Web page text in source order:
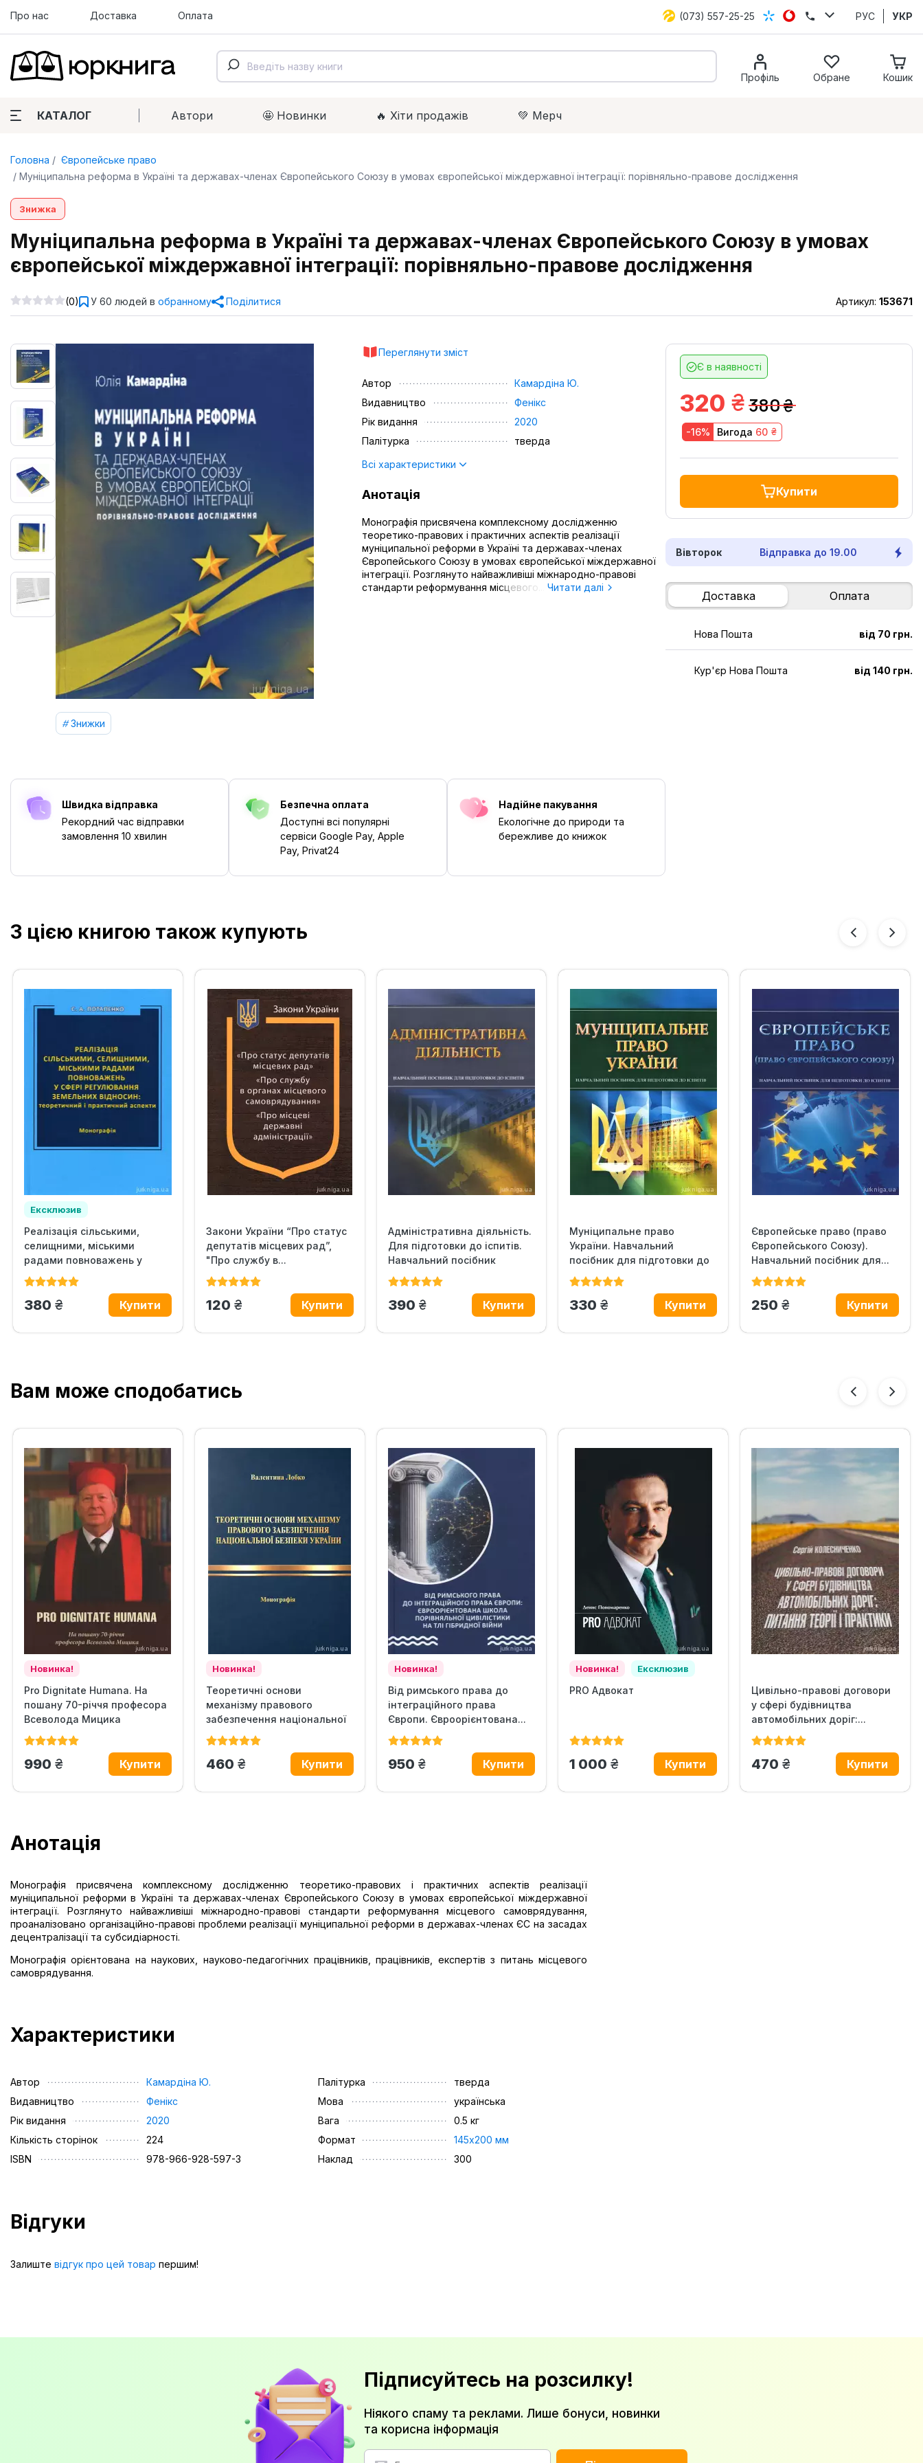
Про нас Доставка Оплата (073) 557-25-25 РУС УКР
Профіль Обране Кошик
КАТАЛОГ Автори 🤩 Новинки 🔥 Xіти продажів 💚 Мерч
Головна
Європейське право
Муніципальна реформа в Україні та державах-членах Європейського Союзу в умовах європейської міждержавної інтеграції: порівняльно-правове дослідження
Знижка
Муніципальна реформа в Україні та державах-членах Європейського Союзу в умовах
європейської міждержавної інтеграції: порівняльно-правове дослідження
(0) У 60 людей в обранному Поділитися Артикул: 153671
Знижки
Переглянути зміст
Автор
Камардіна Ю.
Видавництво
Фенікс
Рік видання
2020
Палітурка
тверда
Всі характеристики
Анотація
Монографія присвячена комплексному дослідженню
теоретико-правових і практичних аспектів реалізації
муніципальної реформи в Україні та державах-членах
Європейського Союзу в умовах європейської міждержавної
інтеграції. Розглянуто найважливіші міжнародно-правові
стандарти реформування місцевого... Читати далі
Швидка відправка
Рекордний час відправки
замовлення 10 хвилин
Безпечна оплата
Доступні всі популярні
сервіси Google Pay, Apple
Pay, Privat24
Надійне пакування
Екологічне до природи та
бережливе до книжок
Є в наявності
380
грн.
320 грн.
-16% Вигода 60 грн.
Купити
Вівторок Відправка до 19.00
Доставка Оплата
Нова Пошта від 70 грн.
Кур'єр Нова Пошта від 140 грн.
З цією книгою також купують
Ексклюзив
Реалізація сільськими,
селищними, міськими
радами повноважень у
сфері...
380 грн.
Закони України “Про статус
депутатів місцевих рад”,
"Про службу в...
120 грн.
Адміністративна діяльність.
Для підготовки до іспитів.
Навчальний поcібник
390 грн.
Муніципальне право
України. Навчальний
посібник для підготовки до
іспитів
330 грн.
Європейське право (право
Європейського Союзу).
Навчальний посібник для...
250 грн.
Вам може сподобатись
Новинка!
Pro Dignitate Humana. На
пошану 70-річчя професора
Всеволода Мицика
990 грн.
Новинка!
Теоретичні основи
механізму правового
забезпечення національної
безпеки...
460 грн.
Новинка!
Від римського права до
інтеграційного права
Європи. Євроорієнтована...
950 грн.
Новинка! Ексклюзив
PRO Адвокат
1 000 грн.
Цивільно-правові договори
у сфері будівництва
автомобільних доріг:...
470 грн.
Анотація
Монографія присвячена комплексному дослідженню теоретико-правових і практичних аспектів реалізації
муніципальної реформи в Україні та державах-членах Європейського Союзу в умовах європейської міждержавної
інтеграції. Розглянуто найважливіші міжнародно-правові стандарти реформування місцевого самоврядування,
проаналізовано організаційно-правові проблеми реалізації муніципальної реформи в державах-членах ЄС на засадах
децентралізації та субсидіарності.
Монографія орієнтована на наукових, науково-педагогічних працівників, працівників, експертів з питань місцевого
самоврядування.
Характеристики
Автор
Камардіна Ю.
Видавництво
Фенікс
Рік видання
2020
Кількість сторінок
224
ISBN
978-966-928-597-3
Палітурка
тверда
Мова
українська
Вага
0.5 кг
Формат
145х200 мм
Наклад
300
Відгуки
Залиште відгук про цей товар першим!
Підписуйтесь на розсилку!
Ніякого спаму та реклами. Лише бонуси, новинки
та корисна інформація